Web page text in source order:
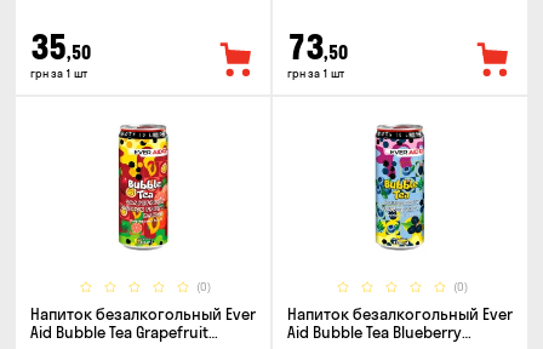
35,50
грн за 1 шт
73,50
грн за 1 шт
(0)
Напиток безалкогольный Ever
Aid Bubble Tea Grapefruit
(0)
Напиток безалкогольный Ever
Aid Bubble Tea Blueberry